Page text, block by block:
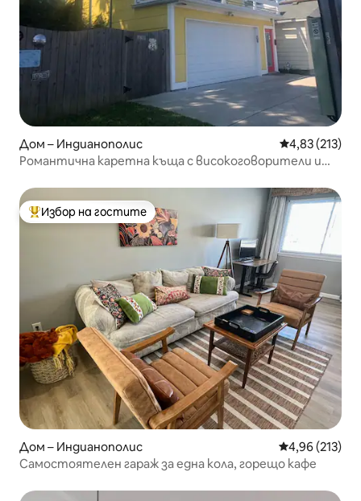
Дом – Индианополис Средна
4,83 (213)
Романтична каретна къща с високоговорители и
Най-популярен избор на гостите
Избор на гостите
Дом – Индианополис Средна
4,96 (213)
Самостоятелен гараж за една кола, горещо кафе